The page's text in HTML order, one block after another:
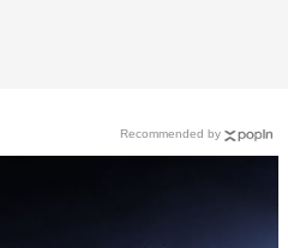
Recommended by